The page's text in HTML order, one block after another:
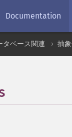
Documentation
タベース関連 抽